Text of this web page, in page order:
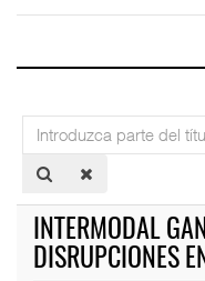
Introduzca
parte
del
INTERMODAL
DISRUPCIONES